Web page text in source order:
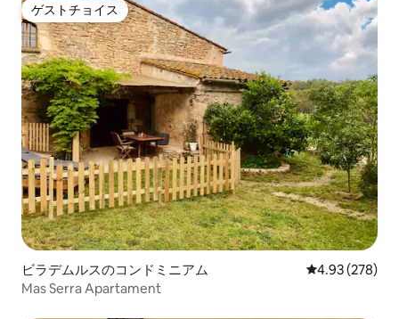
ゲストチョイス
ゲストチョイス
ビラデムルスのコンドミニアム レビュー278
4.93 (278)
Mas Serra Apartament